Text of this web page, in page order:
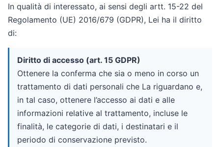
In qualità di interessato, ai sensi degli artt. 15-22 del
Regolamento (UE) 2016/679 (GDPR), Lei ha il diritto
di:
Diritto di accesso (art. 15 GDPR)
Ottenere la conferma che sia o meno in corso un
trattamento di dati personali che La riguardano e,
in tal caso, ottenere l’accesso ai dati e alle
informazioni relative al trattamento, incluse le
finalità, le categorie di dati, i destinatari e il
periodo di conservazione previsto.